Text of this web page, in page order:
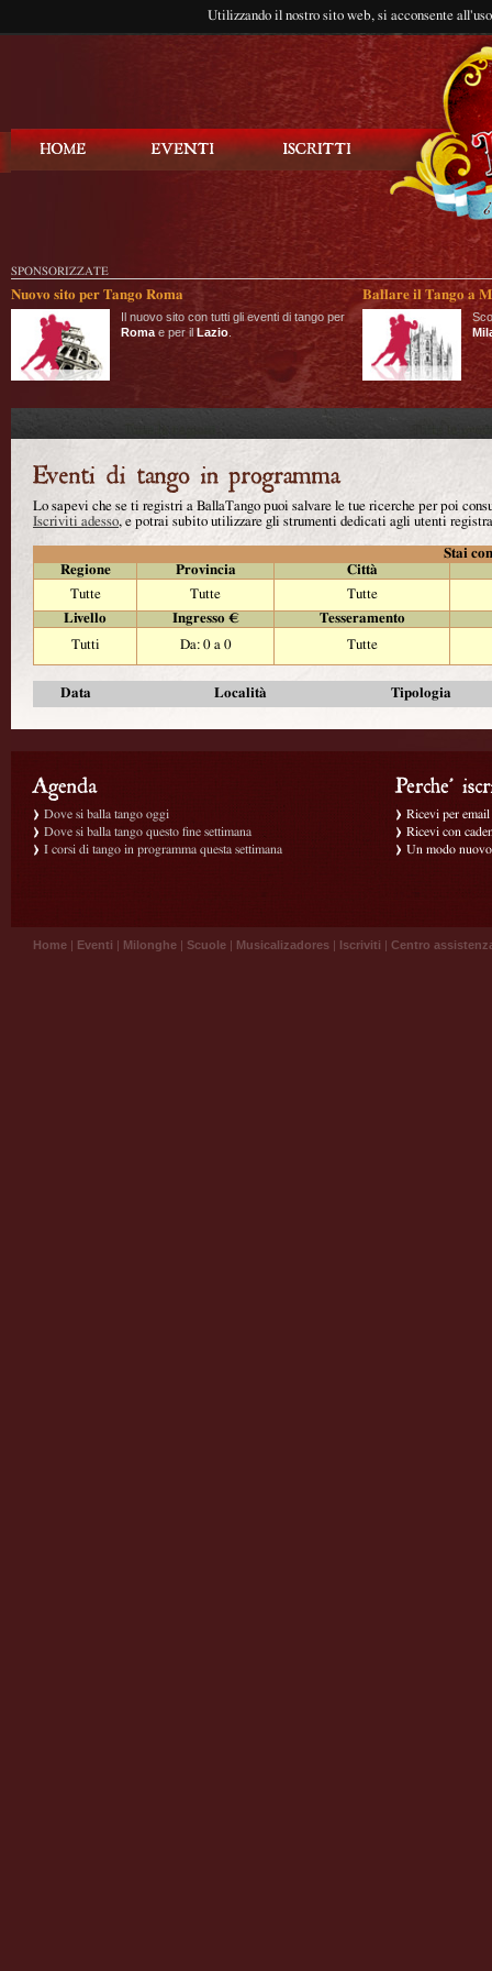
Utilizzando il nostro sito web, si acconsente
SPONSORIZZATE
Nuovo sito per Tango Roma
Il nuovo sito con tutti gli eventi di tango per
Roma e per il Lazio
Ballare il Tango a
Lo sapevi che se ti registri a BallaTango puoi salvare le tue ricerche per poi
Iscriviti adesso, e potrai subito utilizzare gli strumenti dedicati agli utenti
Stai
Regione
Provincia
Città
Tutte
Tutte
Tutte
Livello
Ingresso €
Tesseramento
Tutti
Da: 0 a 0 Tutte
Data Località Tipologia
Dove si balla tango oggi
Dove si balla tango questo fine settimana
I corsi di tango in programma questa settimana
Ricevi per
Ricevi con
Un modo
Home | Eventi | Milonghe | Scuole | Musicalizadores | Iscriviti | Centro